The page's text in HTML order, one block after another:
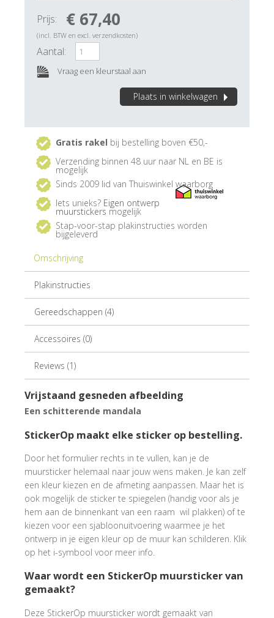
Plaats in winkelwagen
Prijs: € 67,40
(incl. BTW en excl. verzendkosten)
Aantal:
Vraag een kleurstaal aan
Gratis rakel bij bestelling boven €50,-
Verzending binnen 48 uur naar NL en BE is
mogelijk
Sinds 2009 lid van Thuiswinkel waarborg
Iets unieks? Eigen ontwerp
muurstickers mogelijk
Stap-voor-stap plakinstructies worden
bijgeleverd
Omschrijving
Plakinstructies
Gereedschappen (4)
Accessoires (0)
Reviews (1)
Vrijstaand gesneden afbeelding
Een schitterende mandala
StickerOp maakt elke sticker op bestelling.
Door het formulier rechts in te vullen, kan je de
muursticker helemaal naar jouw wens maken. Je kan zelf
een kleur kiezen en de afmeting aanpassen. Maar het is
ook mogelijk de sticker te spiegelen (handig voor als je
hem aan de binnenkant van een raam wil plakken) of te
kiezen voor een sjabloonuitvoering waarmee je het
ontwerp in je eigen kleur op de muur kan schilderen. Klik
op het i-symbool voor meer info.
Waar wordt een StickerOp muursticker van
gemaakt?
Deze StickerOp muursticker wordt gemaakt van